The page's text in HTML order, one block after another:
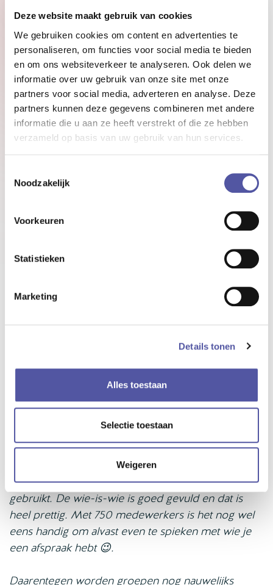
Deze website maakt gebruik van cookies
We gebruiken cookies om content en advertenties te
personaliseren, om functies voor social media te bieden
en om ons websiteverkeer te analyseren. Ook delen we
informatie over uw gebruik van onze site met onze
partners voor social media, adverteren en analyse. Deze
partners kunnen deze gegevens combineren met andere
informatie die u aan ze heeft verstrekt of die ze hebben
verzameld op basis van uw gebruik van hun services.
Noodzakelijk
Voorkeuren
Statistieken
Marketing
Details tonen
Alles toestaan
Selectie toestaan
Weigeren
Denk bijvoorbeeld aan een bezoek aan een
congres dat is natuurlijk heel leuk nieuws om zelf te
plaatsen in plaats van dat wij dat doen.
Ook ben ik een onderzoek gestart naar de
mogelijkheden voor ‘need to know’ en ‘nice to
know’ nieuws. Hoe kunnen we dit inrichten in Plein.
Waar we nu vooral tegenaan lopen is dat need to
bedoeling. Samen met Iris gaan we nu kijken hoe
Een intranet bestaat uit diverse functionaliteiten.
“Collega’s weten de informatie onder de knop ‘snel
naar’ goed te vinden. Hier kun je zelf allerlei zaken
vergaderruimtes en bedrijfsauto’s, het aanmelden
van bezoek, Corona updates vinden en het melden
van incidenten. Daarnaast wordt ook het
dashboard, de tijdlijn en de wie-is-wie heel goed
gebruikt. De wie-is-wie is goed gevuld en dat is
heel prettig. Met 750 medewerkers is het nog wel
eens handig om alvast even te spieken met wie je
een afspraak hebt 😉.
Daarentegen worden groepen nog nauwelijks